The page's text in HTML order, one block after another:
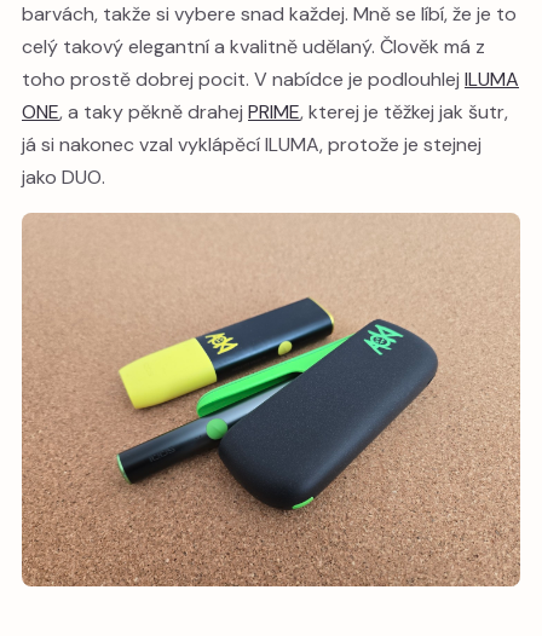
barvách, takže si vybere snad každej. Mně se líbí, že je to
celý takový elegantní a kvalitně udělaný. Člověk má z
toho prostě dobrej pocit. V nabídce je podlouhlej ILUMA
ONE, a taky pěkně drahej PRIME, kterej je těžkej jak šutr,
já si nakonec vzal vyklápěcí ILUMA, protože je stejnej
jako DUO.